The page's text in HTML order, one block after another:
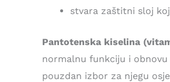
stvara zaštitni sloj
Pantotenska kiselina
normalnu funkciju i
pouzdan izbor za njegu